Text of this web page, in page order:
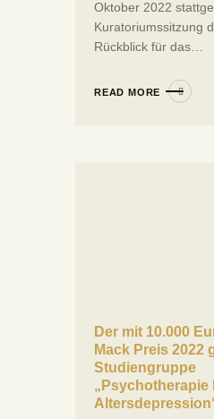
Oktober 2022
Kuratoriumssitzung
Rückblick für das…
READ MORE
Der mit 10.000
Mack Preis 2022
Studiengruppe
„Psychotherapie